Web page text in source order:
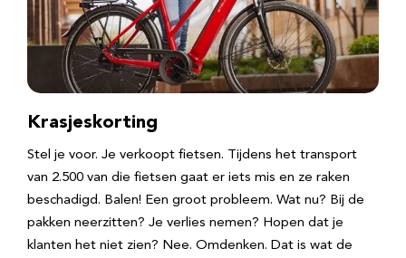
Krasjeskorting
Stel je voor. Je verkoopt fietsen. Tijdens het transport
van 2.500 van die fietsen gaat er iets mis en ze raken
beschadigd. Balen! Een groot probleem. Wat nu? Bij de
pakken neerzitten? Je verlies nemen? Hopen dat je
klanten het niet zien? Nee. Omdenken. Dat is wat de